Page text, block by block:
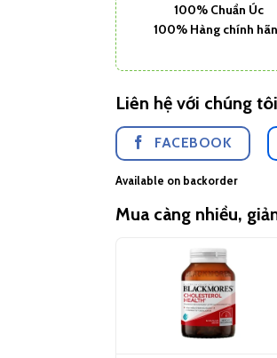
100% Chuẩn Úc
100% Hàng chính
Liên hệ với chúng tôi
FACEBOOK
Available on backorder
Mua càng nhiều,